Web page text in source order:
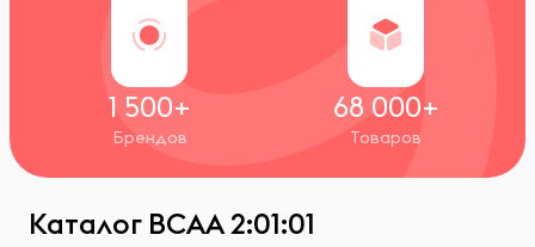
1 500+
Брендов
68 000+
Товаров
Каталог ВСАА 2:01:01